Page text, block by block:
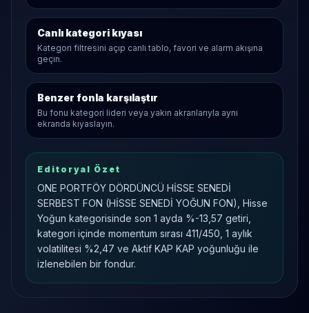
Canlı kategori kıyası
Kategori filtresini açıp canlı tablo, favori ve alarm akışına
geçin.
Benzer fonla karşılaştır
Bu fonu kategori lideri veya yakın akranlarıyla aynı
ekranda kıyaslayın.
Editoryal Özet
ONE PORTFÖY DÖRDÜNCÜ HİSSE SENEDİ
SERBEST FON (HİSSE SENEDİ YOĞUN FON), Hisse
Yoğun kategorisinde son 1 ayda %-13,57 getiri,
kategori içinde momentum sırası 411/450, 1 aylık
volatilitesi %2,47 ve Aktif KAP KAP yoğunluğu ile
izlenebilen bir fondur.